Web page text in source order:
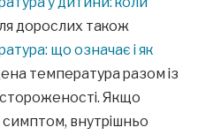
дорослих також
що означає і як
температура разом із
Якщо
внутрішньо